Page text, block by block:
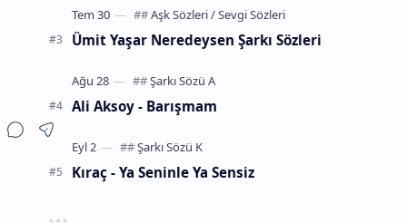
Ümit Yaşar Neredeysen Şarkı Sözleri
Ali Aksoy - Barışmam
Kıraç - Ya Seninle Ya Sensiz